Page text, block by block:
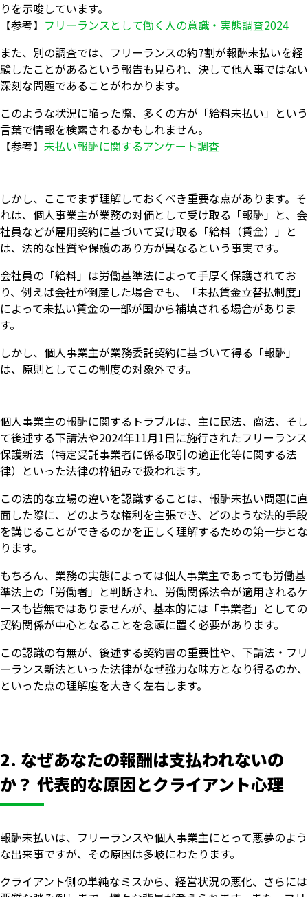
りを示唆しています。
【参考】 フリーランスとして働く人の意識・実態調査2024
また、別の調査では、フリーランスの約7割が報酬未払いを経
験したことがあるという報告も見られ、決して他人事ではない
深刻な問題であることがわかります。
このような状況に陥った際、多くの方が「給料未払い」という
言葉で情報を検索されるかもしれません。
【参考】 未払い報酬に関するアンケート調査
しかし、ここでまず理解しておくべき重要な点があります。そ
れは、個人事業主が業務の対価として受け取る「報酬」と、会
社員などが雇用契約に基づいて受け取る「給料（賃金）」と
は、法的な性質や保護のあり方が異なるという事実です。
会社員の「給料」は労働基準法によって手厚く保護されてお
り、例えば会社が倒産した場合でも、「未払賃金立替払制度」
によって未払い賃金の一部が国から補填される場合がありま
す。
しかし、個人事業主が業務委託契約に基づいて得る「報酬」
は、原則としてこの制度の対象外です。
個人事業主の報酬に関するトラブルは、主に民法、商法、そし
て後述する下請法や2024年11月1日に施行されたフリーランス
保護新法（特定受託事業者に係る取引の適正化等に関する法
律）といった法律の枠組みで扱われます。
この法的な立場の違いを認識することは、報酬未払い問題に直
面した際に、どのような権利を主張でき、どのような法的手段
を講じることができるのかを正しく理解するための第一歩とな
ります。
もちろん、業務の実態によっては個人事業主であっても労働基
準法上の「労働者」と判断され、労働関係法令が適用されるケ
ースも皆無ではありませんが、基本的には「事業者」としての
契約関係が中心となることを念頭に置く必要があります。
この認識の有無が、後述する契約書の重要性や、下請法・フリ
ーランス新法といった法律がなぜ強力な味方となり得るのか、
といった点の理解度を大きく左右します。
2. なぜあなたの報酬は支払われないの
か？ 代表的な原因とクライアント心理
報酬未払いは、フリーランスや個人事業主にとって悪夢のよう
な出来事ですが、その原因は多岐にわたります。
クライアント側の単純なミスから、経営状況の悪化、さらには